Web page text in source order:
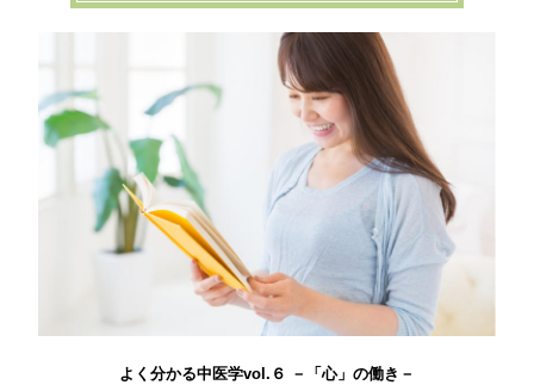
よく分かる中医学vol.６ －「心」の働き－